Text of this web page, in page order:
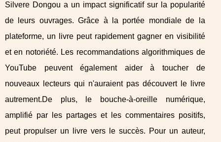
Silvere Dongou a un impact significatif sur la popularité
de leurs ouvrages. Grâce à la portée mondiale de la
plateforme, un livre peut rapidement gagner en visibilité
et en notoriété. Les recommandations algorithmiques de
YouTube peuvent également aider à toucher de
nouveaux lecteurs qui n'auraient pas découvert le livre
autrement.De plus, le bouche-à-oreille numérique,
amplifié par les partages et les commentaires positifs,
peut propulser un livre vers le succès. Pour un auteur,